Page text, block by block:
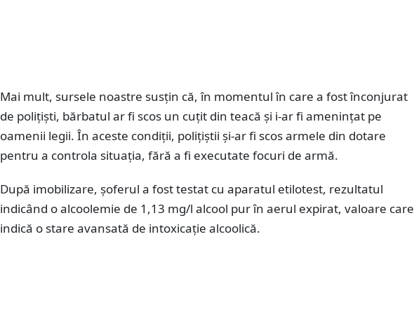
Mai mult, sursele noastre susțin că, în momentul în care a fost înconjurat
de polițiști, bărbatul ar fi scos un cuțit din teacă și i-ar fi amenințat pe
oamenii legii. În aceste condiții, polițiștii și-ar fi scos armele din dotare
pentru a controla situația, fără a fi executate focuri de armă.
După imobilizare, șoferul a fost testat cu aparatul etilotest, rezultatul
indicând o alcoolemie de 1,13 mg/l alcool pur în aerul expirat, valoare care
indică o stare avansată de intoxicație alcoolică.